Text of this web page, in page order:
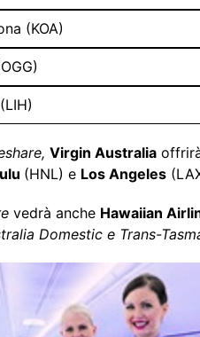
(KOA)
Virgin Australia
(HNL) e Los Angeles
vedrà anche Hawaiian
Domestic e Trans-